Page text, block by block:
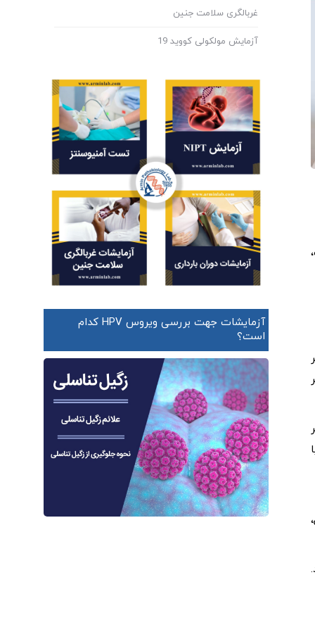
200000 نفر
غربالگری سلامت جنین
آزمایش مولکولی کووید 19
آزمایشات جهت بررسی ویروس HPV کدام
است؟